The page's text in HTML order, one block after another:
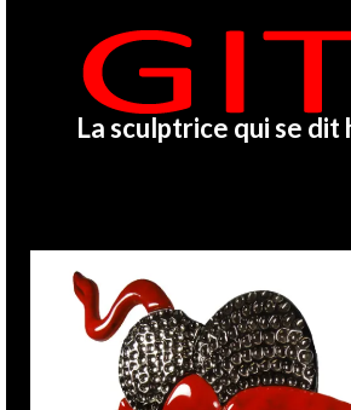
La sculptrice qui se dit